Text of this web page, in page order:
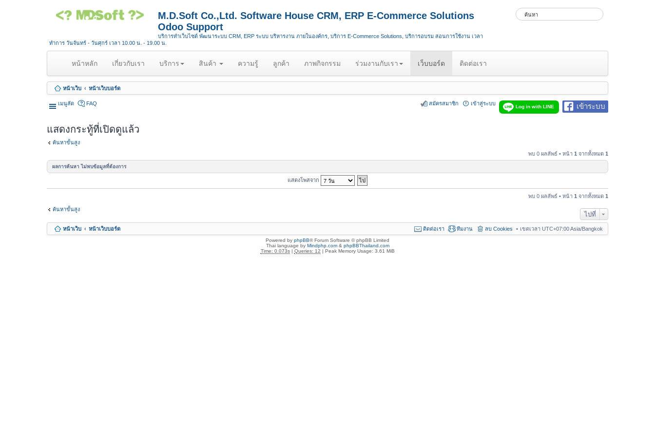
M.D.Soft Co.,Ltd. Software House CRM, ERP E-Commerce Solutions
Odoo Support
บริการทำเว็บไซต์ พัฒนาระบบ CRM, ERP ระบบ บริหารงาน ภายในองค์กร, บริการ E-Commerce Solutions, บริการอบรม สอนการใช้งาน เวลา
ทำการ วันจันทร์ - วันศุกร์ เวลา 10.00 น. - 19.00 น.
หน้าหลัก(
u
r
n
t
เกี่ยวกับเรา บริการ สินค้า ความรู้ ลูกค้า ภาพกิจกรรม ร่วมงานกับเรา เว็บบอร์ด ติดต่อเรา
หน้าเว็บ หน้าเว็บบอร์ด
เมนูลัด เข้าระบบ
Log in with LINE
FAQ เข้าสู่ระบบ
สมัครสมาชิก
แสดงกระทู้ที่เปิดดูแล้ว
ค้นหาขั้นสูง
พบ 0 ผลลัพธ์ • หน้า 1 จากทั้งหมด 1
ผลการค้นหา ไม่พบข้อมูลที่ต้องการ
แสดงโพสจาก
พบ 0 ผลลัพธ์ • หน้า 1 จากทั้งหมด 1
ค้นหาขั้นสูง
ไปที่
หน้าเว็บ หน้าเว็บบอร์ด เขตเวลา UTC+07:00 Asia/Bangkok
ลบ Cookies
ทีมงาน
ติดต่อเรา
Powered by phpBB® Forum Software © phpBB Limited
Thai language by Mindphp.com& phpBBThailand.com
Time: 0.073s| Queries: 12 | Peak Memory Usage: 3.61 MiB